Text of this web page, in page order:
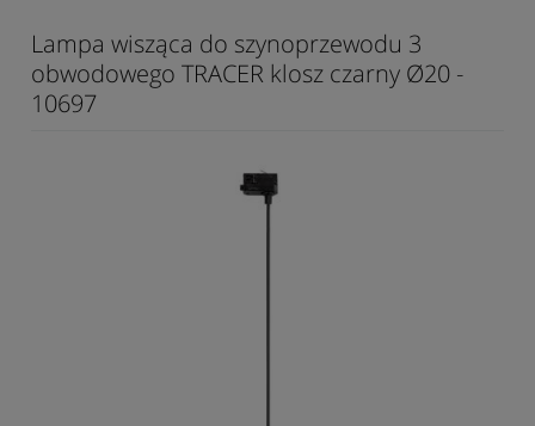
Lampa wisząca do szynoprzewodu 3
obwodowego TRACER klosz czarny Ø20 -
10697